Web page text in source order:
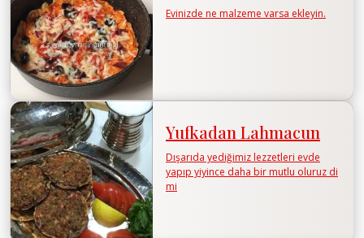
Evinizde ne malzeme varsa ekleyin.
Yufkadan Lahmacun
Dışarıda yediğimiz lezzetleri evde
yapıp yiyince daha bir mutlu oluruz di
mi